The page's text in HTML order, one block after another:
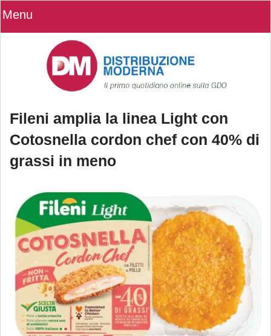
Menu
Fileni amplia la linea Light con
Cotosnella cordon chef con 40% di
grassi in meno